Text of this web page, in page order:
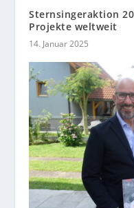
Sternsingeraktion
Projekte weltweit
14. Januar 2025